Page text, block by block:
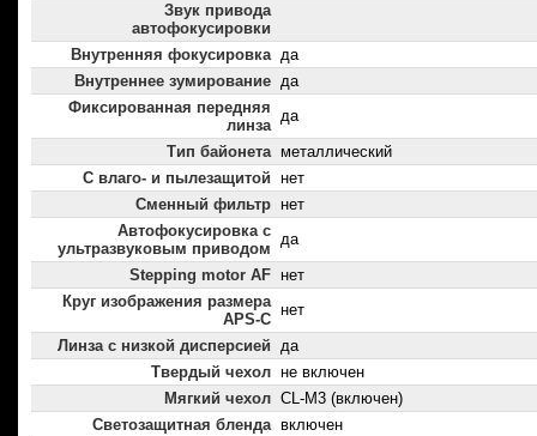
Звук привода
автофокусировки
Внутренняя фокусировка да
Внутреннее зумирование да
Фиксированная передняя
линза
да
Тип байонета металлический
С влаго- и пылезащитой нет
Сменный фильтр нет
Автофокусировка с
ультразвуковым приводом
да
Stepping motor AF нет
Круг изображения размера
APS-C
нет
Линза с низкой дисперсией да
Твердый чехол не включен
Мягкий чехол CL-M3 (включен)
Светозащитная бленда включен